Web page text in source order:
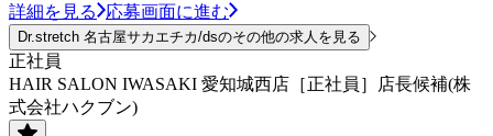
詳細を見る 応募画面に進む
Dr.stretch 名古屋サカエチカ/dsのその他の求人を見る
正社員
HAIR SALON IWASAKI 愛知城西店［正社員］店長候補(株
式会社ハクブン)